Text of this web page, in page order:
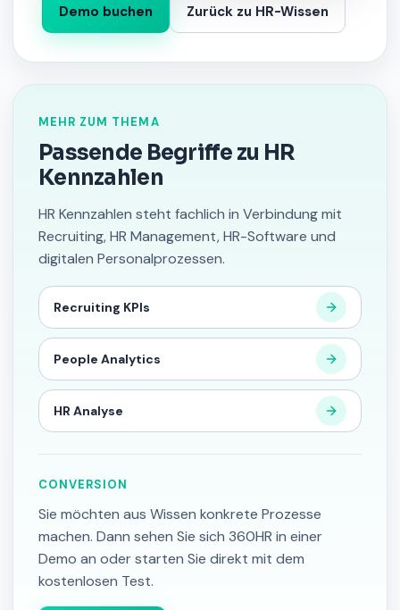
Demo buchen Zurück zu HR-Wissen
MEHR ZUM THEMA
Passende Begriffe zu HR
Kennzahlen
HR Kennzahlen steht fachlich in Verbindung mit
Recruiting, HR Management, HR-Software und
digitalen Personalprozessen.
Recruiting KPIs
People Analytics
HR Analyse
CONVERSION
Sie möchten aus Wissen konkrete Prozesse
machen. Dann sehen Sie sich 360HR in einer
Demo an oder starten Sie direkt mit dem
kostenlosen Test.